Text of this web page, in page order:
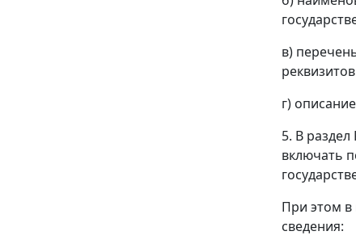
в)
г)
5. В
включать
При этом в
сведения: